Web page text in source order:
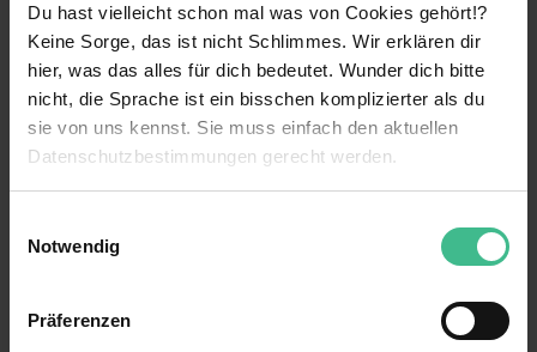
Du hast vielleicht schon mal was von Cookies gehört!?
Keine Sorge, das ist nicht Schlimmes. Wir erklären dir
hier, was das alles für dich bedeutet. Wunder dich bitte
nicht, die Sprache ist ein bisschen komplizierter als du
sie von uns kennst. Sie muss einfach den aktuellen
Datenschutzbestimmungen gerecht werden.
Benutzung der Webseite getroffenen Einstellungen zu
Notwendig
Präferenzen
direkt am Meer, über 320 Sonnentage im Jahr
und moderner Lifestyle mit Outdoor Aktivitäten
Positive Arbeitsatmosphäre im jungen und
offenherzigem Team
Mögliche Übernahme für eine langfristige
Weiterbildungsreisen und Retreats
8.000€ monatlich in den ersten Monaten
Benefits
Eigener Arbeitsplatz
Firmenwagen
Wohnung wird vom Unternehmen gestellt